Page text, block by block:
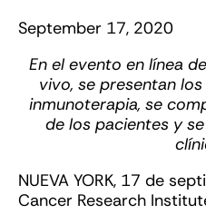
September 17, 2020
En el evento en línea
vivo, se presentan
inmunoterapia, se
de los pacientes y
NUEVA YORK, 17 de
Cancer Research